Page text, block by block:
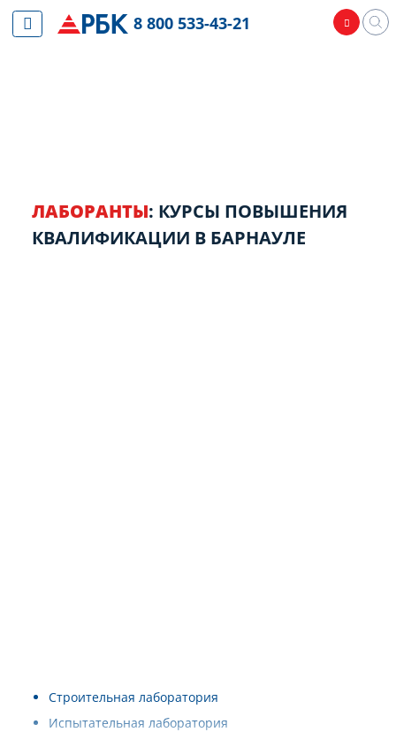
ЛАБОРАНТЫ: КУРСЫ ПОВЫШЕНИЯ
КВАЛИФИКАЦИИ В БАРНАУЛЕ
Строительная лаборатория
Испытательная лаборатория
8 800 533-43-21